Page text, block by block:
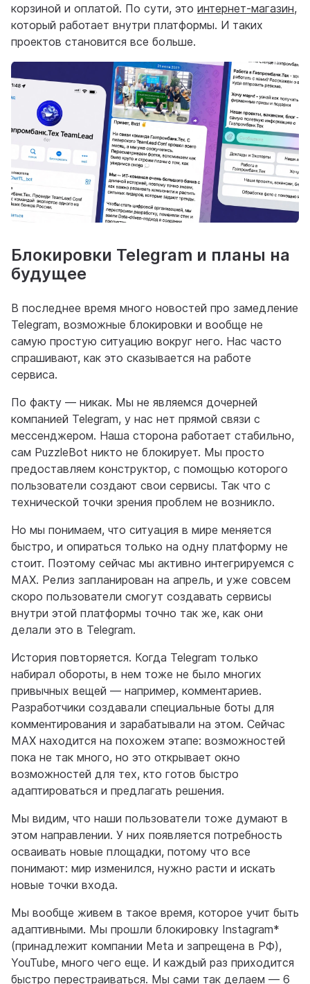
корзиной и оплатой. По сути, это интернет-магазин,
который работает внутри платформы. И таких
проектов становится все больше.
Блокировки Telegram и планы на
будущее
В последнее время много новостей про замедление
Telegram, возможные блокировки и вообще не
самую простую ситуацию вокруг него. Нас часто
спрашивают, как это сказывается на работе
сервиса.
По факту — никак. Мы не являемся дочерней
компанией Telegram, у нас нет прямой связи с
мессенджером. Наша сторона работает стабильно,
сам PuzzleBot никто не блокирует. Мы просто
предоставляем конструктор, с помощью которого
пользователи создают свои сервисы. Так что с
технической точки зрения проблем не возникло.
Но мы понимаем, что ситуация в мире меняется
быстро, и опираться только на одну платформу не
стоит. Поэтому сейчас мы активно интегрируемся с
MAX. Релиз запланирован на апрель, и уже совсем
скоро пользователи смогут создавать сервисы
внутри этой платформы точно так же, как они
делали это в Telegram.
История повторяется. Когда Telegram только
набирал обороты, в нем тоже не было многих
привычных вещей — например, комментариев.
Разработчики создавали специальные боты для
комментирования и зарабатывали на этом. Сейчас
MAX находится на похожем этапе: возможностей
пока не так много, но это открывает окно
возможностей для тех, кто готов быстро
адаптироваться и предлагать решения.
Мы видим, что наши пользователи тоже думают в
этом направлении. У них появляется потребность
осваивать новые площадки, потому что все
понимают: мир изменился, нужно расти и искать
новые точки входа.
Мы вообще живем в такое время, которое учит быть
адаптивными. Мы прошли блокировку Instagram*
(принадлежит компании Meta и запрещена в РФ),
YouTube, много чего еще. И каждый раз приходится
быстро перестраиваться. Мы сами так делаем — 6